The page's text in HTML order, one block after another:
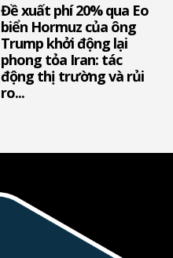
Đề xuất phí 20% qua Eo
biển Hormuz của ông
Trump khởi động lại
phong tỏa Iran: tác
động thị trường và rủi
ro...